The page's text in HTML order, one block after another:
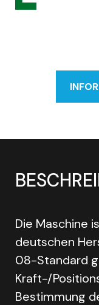
Die Maschine
deutschen
08-Standard
Kraft-/
Bestimmung